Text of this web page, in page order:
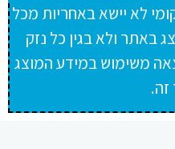
לא יישא באחריות מכל
באתר ולא בגין כל נזק
משימוש במידע המוצג